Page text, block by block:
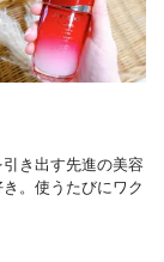
き出す先進の美容
。使うたびにワク